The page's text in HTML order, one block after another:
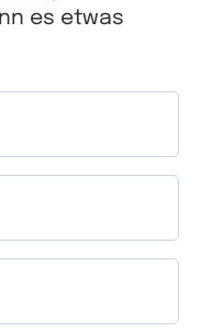
es etwas